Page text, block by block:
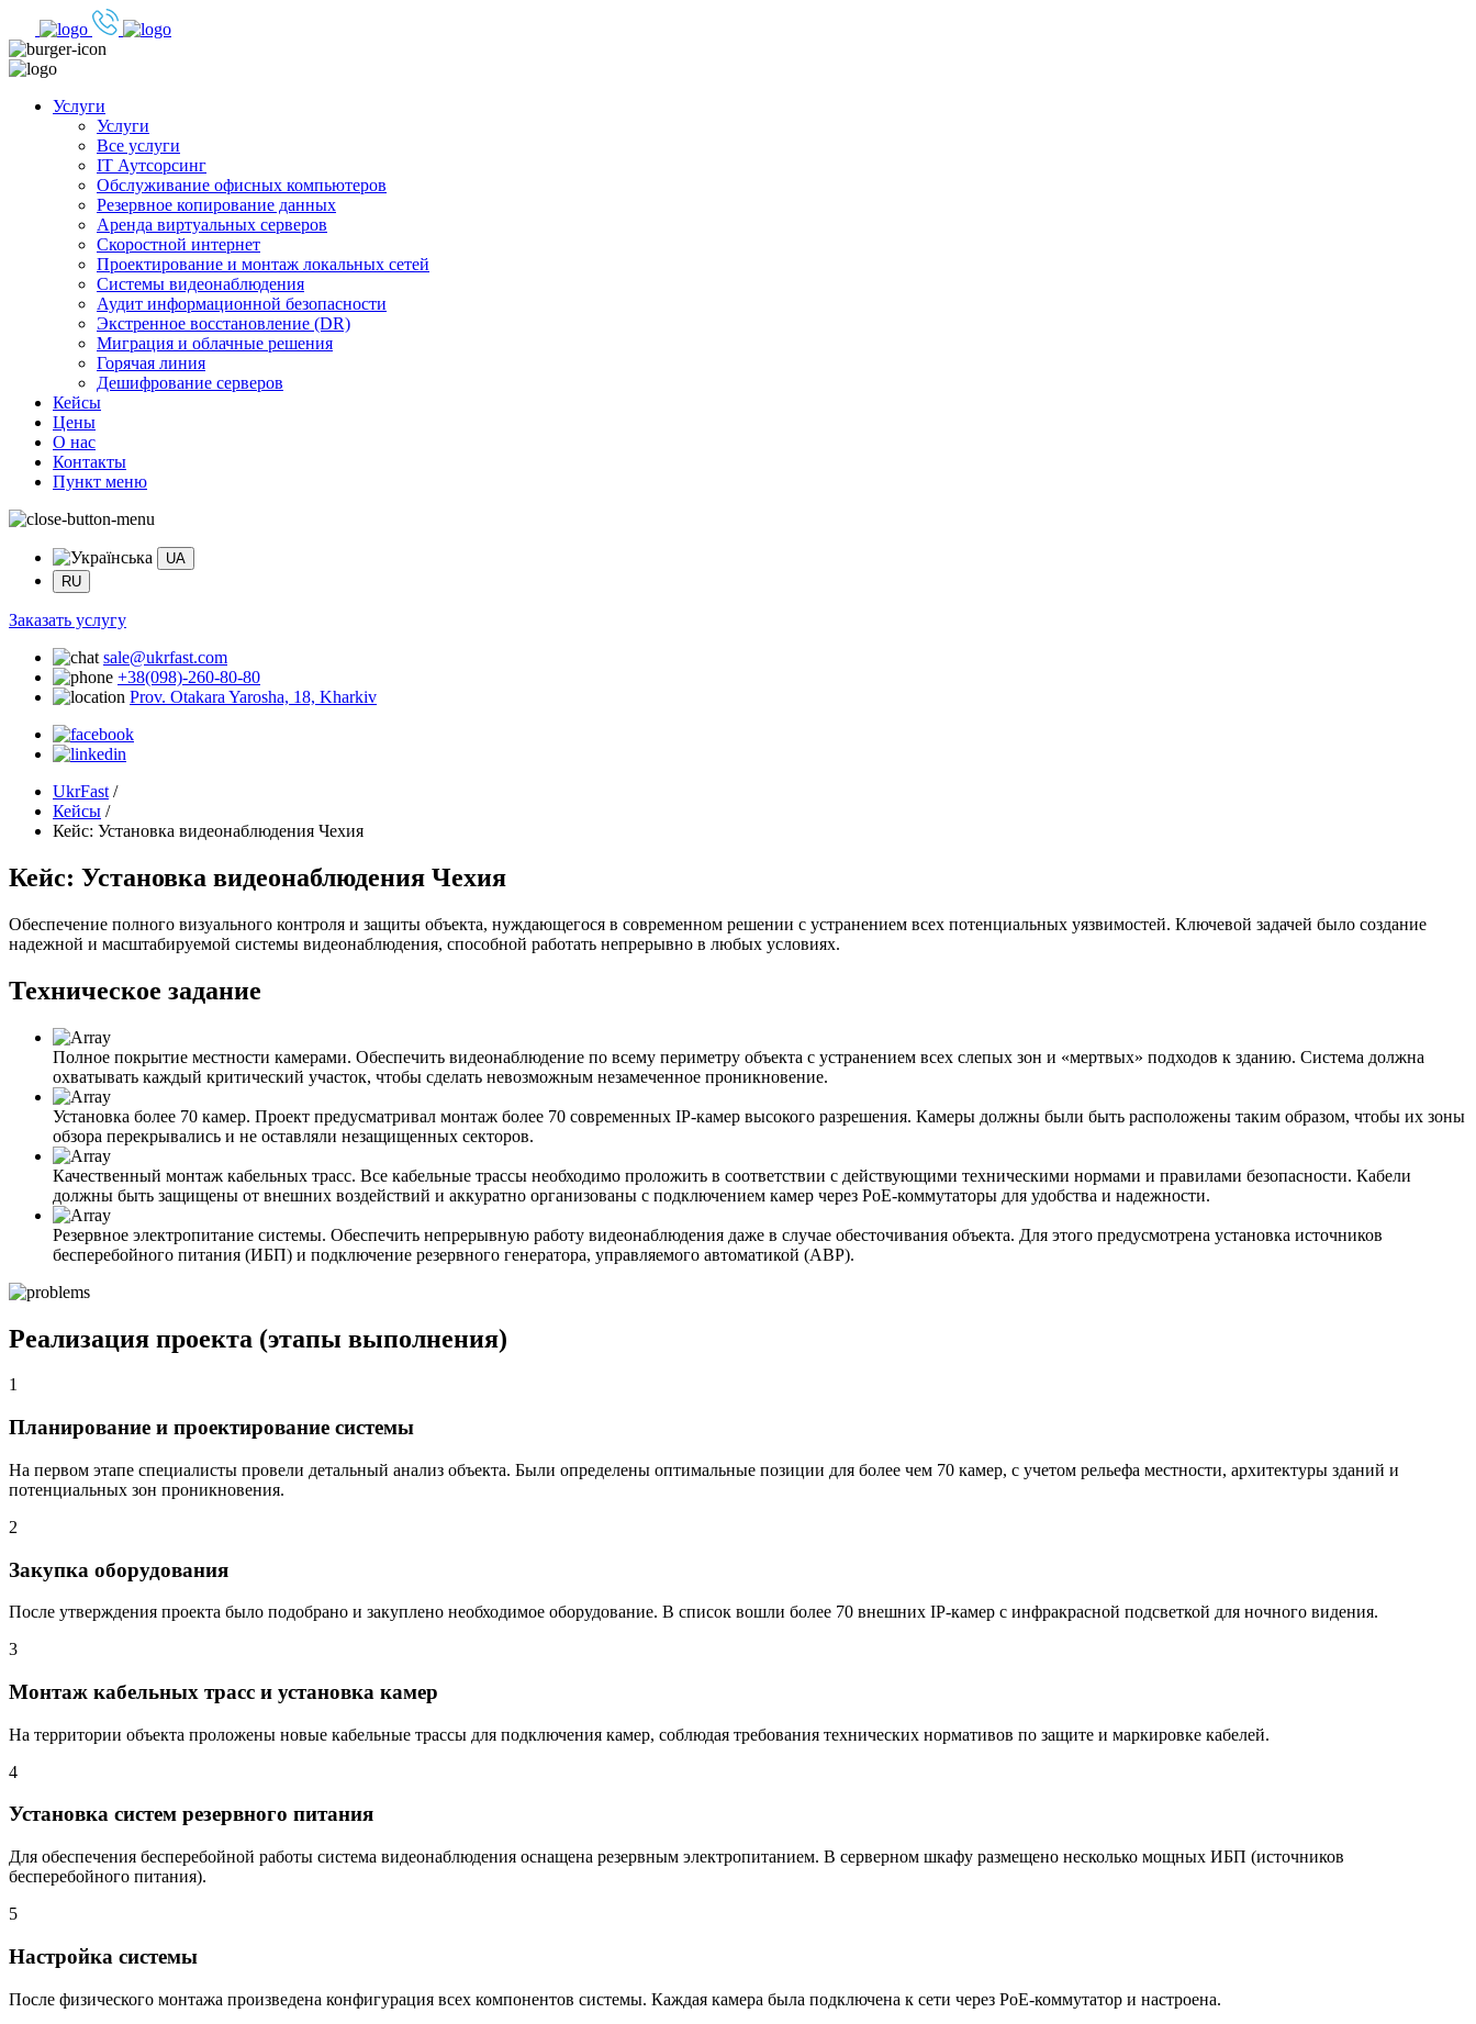
Услуги
Услуги
Все услуги
IT Аутсорсинг
Обслуживание офисных компьютеров
Резервное копирование данных
Аренда виртуальных серверов
Скоростной интернет
Проектирование и монтаж локальных сетей
Системы видеонаблюдения
Аудит информационной безопасности
Экстренное восстановление (DR)
Миграция и облачные решения
Горячая линия
Дешифрование серверов
Кейсы
Цены
О нас
Контакты
Пункт меню
UA
RU
Заказать услугу
sale@ukrfast.com
+38(098)-260-80-80
Prov. Otakara Yarosha, 18, Kharkiv
UkrFast /
Кейсы /
Кейс: Установка видеонаблюдения Чехия
Кейс: Установка видеонаблюдения Чехия
Обеспечение полного визуального контроля и защиты объекта, нуждающегося в современном решении с устранением всех потенциальных уязвимостей. Ключевой задачей было создание
надежной и масштабируемой системы видеонаблюдения, способной работать непрерывно в любых условиях.
Техническое задание
Полное покрытие местности камерами. Обеспечить видеонаблюдение по всему периметру объекта с устранением всех слепых зон и «мертвых» подходов к зданию. Система должна
охватывать каждый критический участок, чтобы сделать невозможным незамеченное проникновение.
Установка более 70 камер. Проект предусматривал монтаж более 70 современных IP-камер высокого разрешения. Камеры должны были быть расположены таким образом, чтобы их зоны
обзора перекрывались и не оставляли незащищенных секторов.
Качественный монтаж кабельных трасс. Все кабельные трассы необходимо проложить в соответствии с действующими техническими нормами и правилами безопасности. Кабели
должны быть защищены от внешних воздействий и аккуратно организованы с подключением камер через PoE-коммутаторы для удобства и надежности.
Резервное электропитание системы. Обеспечить непрерывную работу видеонаблюдения даже в случае обесточивания объекта. Для этого предусмотрена установка источников
бесперебойного питания (ИБП) и подключение резервного генератора, управляемого автоматикой (АВР).
Реализация проекта (этапы выполнения)
1
Планирование и проектирование системы
На первом этапе специалисты провели детальный анализ объекта. Были определены оптимальные позиции для более чем 70 камер, с учетом рельефа местности, архитектуры зданий и
потенциальных зон проникновения.
2
Закупка оборудования
После утверждения проекта было подобрано и закуплено необходимое оборудование. В список вошли более 70 внешних IP-камер с инфракрасной подсветкой для ночного видения.
3
Монтаж кабельных трасс и установка камер
На территории объекта проложены новые кабельные трассы для подключения камер, соблюдая требования технических нормативов по защите и маркировке кабелей.
4
Установка систем резервного питания
Для обеспечения бесперебойной работы система видеонаблюдения оснащена резервным электропитанием. В серверном шкафу размещено несколько мощных ИБП (источников
бесперебойного питания).
5
Настройка системы
После физического монтажа произведена конфигурация всех компонентов системы. Каждая камера была подключена к сети через PoE-коммутатор и настроена.